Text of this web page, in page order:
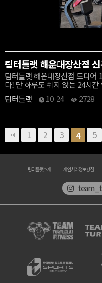
팀터틀랫 해운대장산점
팀터틀랫 해운대장산점 드디어
다! 단 하루도 쉬지 않는 24시간
팀터틀랫
10-24 2728
1 2 3 4 5
팀터틀랫소개 개인처리정보방침